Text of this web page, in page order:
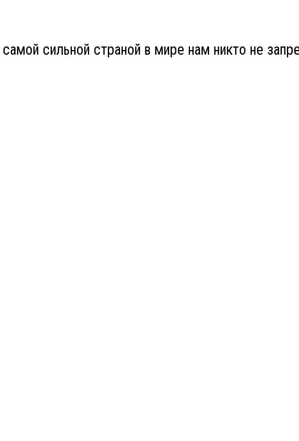
сильной страной в мире нам никто не